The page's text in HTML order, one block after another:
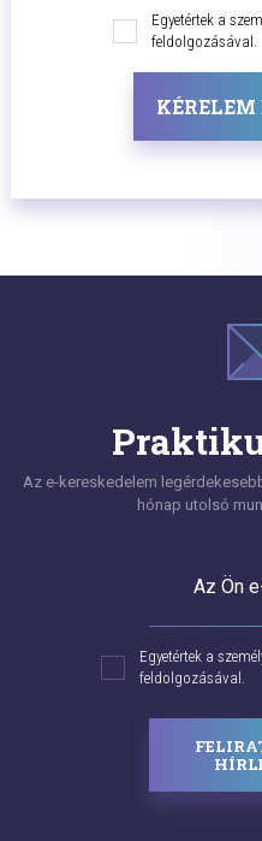
Egyetértek a
feldolgozásával.
KÉRELEM
Az e-kereskedelem
hónap utolsó
Az Ön
Egyetértek a
feldolgozásával.